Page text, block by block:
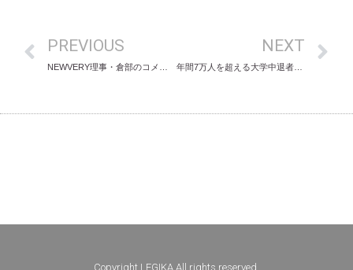
PREVIOUS NEXT
年間7万人を超える大学中退者を減少させる策を提案 / 業界初サービス【大学中退相談コンシェルジュ（仮称）】 “気軽に相談できる”機会を提供 / 2018年春より開始
Copyright LEGIKA All rights reserved.